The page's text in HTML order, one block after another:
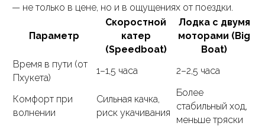
— не только в цене, но и в ощущениях от поездки.
Параметр
Скоростной
катер
(Speedboat)
Лодка с двумя
моторами (Big
Boat)
Время в пути (от
Пхукета)
1–1,5 часа 2–2,5 часа
Комфорт при
волнении
Сильная качка,
риск укачивания
Более
стабильный ход,
меньше тряски